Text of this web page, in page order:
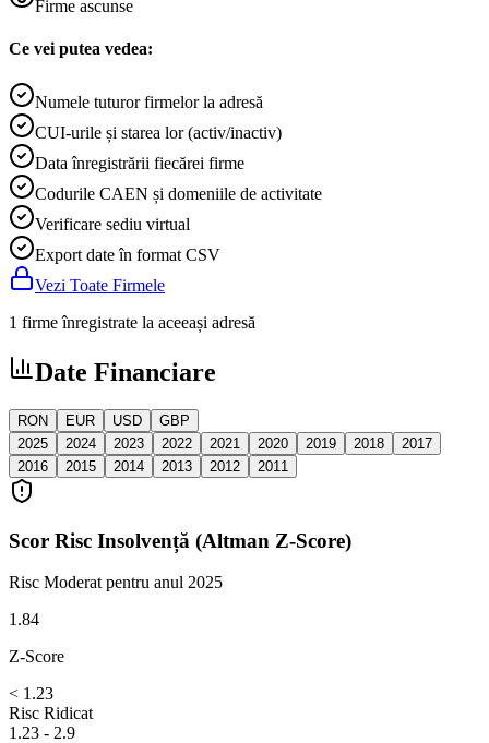
Firme ascunse
Ce vei putea vedea:
Numele tuturor firmelor la adresă
CUI-urile și starea lor (activ/inactiv)
Data înregistrării fiecărei firme
Codurile CAEN și domeniile de activitate
Verificare sediu virtual
Export date în format CSV
Vezi Toate Firmele
1 firme înregistrate la aceeași adresă
Date Financiare
RON EUR USD
GBP
2025
2024 2023 2022 2021 2020 2019 2018
2017
2016
2015 2014 2013 2012 2011
Scor Risc Insolvență (Altman Z-Score)
Risc Moderat pentru anul 2025
1.84
Z-Score
< 1.23
Risc Ridicat
1.23 - 2.9